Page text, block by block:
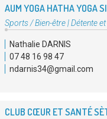
AUM YOGA HATHA YOGA
Type
:
Sports / Bien-être|Détente
Nathalie DARNIS
07 48 16 98 47
ndarnis34@gmail.com
CLUB CŒUR ET SANTÉ